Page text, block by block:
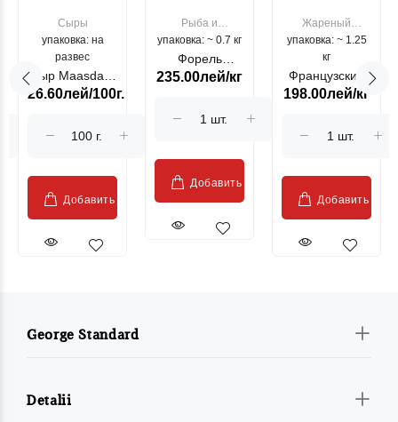
Сыры
упаковка: на
развес
Сыр Maasdam
Sublime Cow
26.60лей/100г.
Добавить
Рыба и
морепродукты
упаковка: ~ 0.7 кг
Форель
лососевая
Moldovenesc"
235.00лей/кг
Добавить
Жареный
цыпленок
упаковка: ~ 1.25
кг
Французский
гриль, кг
198.00лей/кг
Добавить
George Standard
Detalii